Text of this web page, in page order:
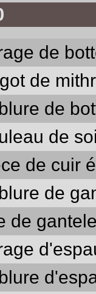
de
de
de
de
de cuir
de
de